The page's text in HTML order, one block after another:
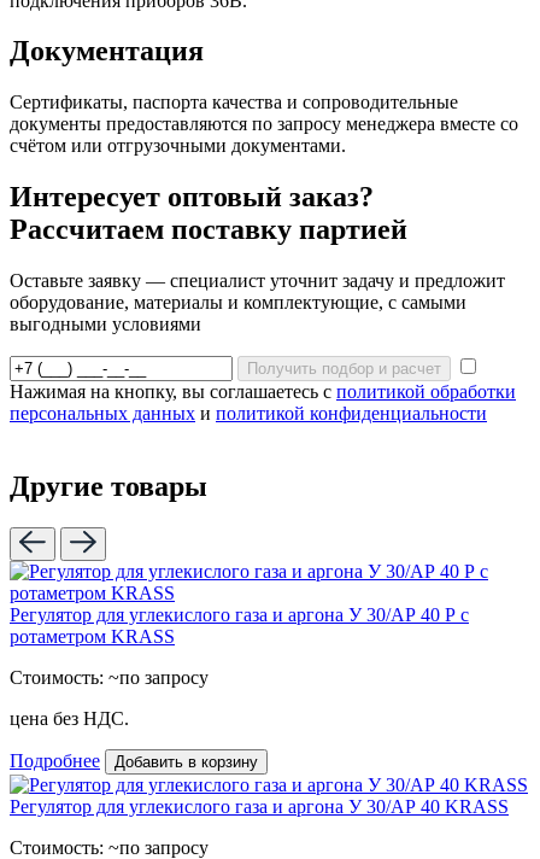
Документация
Сертификаты, паспорта качества и сопроводительные
документы предоставляются по запросу менеджера вместе со
счётом или отгрузочными документами.
Интересует оптовый заказ?
Рассчитаем поставку партией
Оставьте заявку — специалист уточнит задачу и предложит
оборудование, материалы и комплектующие, с самыми
выгодными условиями
Получить подбор и расчет
Нажимая на кнопку, вы соглашаетесь с политикой обработки
персональных данных и политикой конфиденциальности
Другие товары
Регулятор для углекислого газа и аргона У 30/АР 40 Р с
ротаметром KRASS
Стоимость: ~по запросу
цена без НДС.
Подробнее Добавить в корзину
Регулятор для углекислого газа и аргона У 30/АР 40 KRASS
Стоимость: ~по запросу